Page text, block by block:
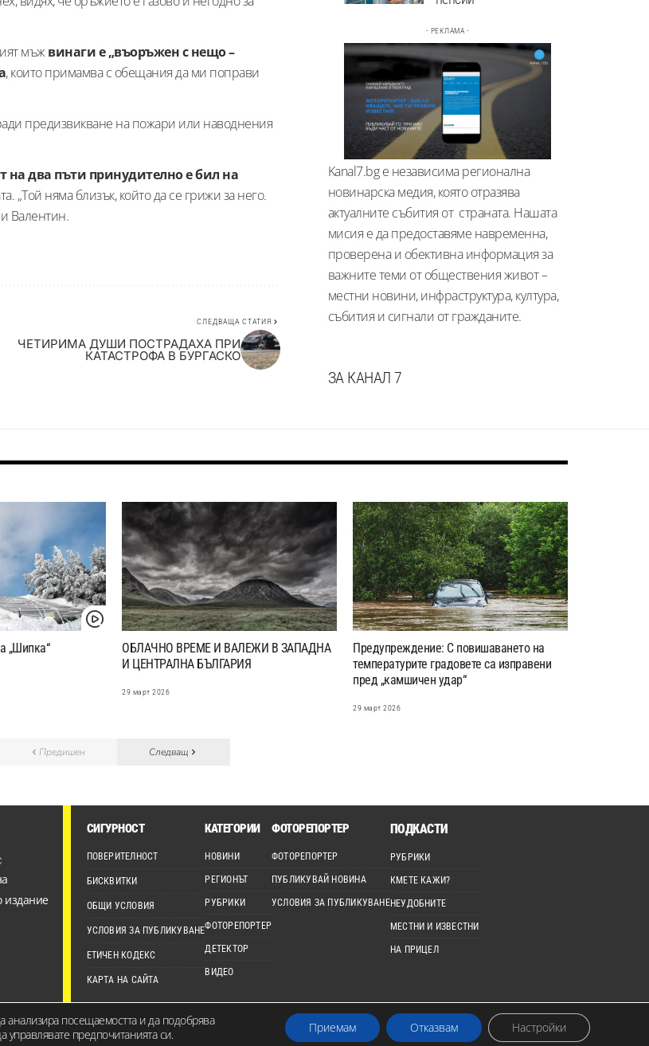
мъжвинаги е „въоръжен с нещо –
, които примамва с обещания да ми поправи
предизвикване на пожари или наводнения
на два пъти принудително е бил на
„Той няма близък, който да се грижи за него.
Валентин.
СЛЕДВАЩА СТАТИЯ
ЧЕТИРИМА ДУШИ ПОСТРАДАХА ПРИ
КАТАСТРОФА В БУРГАСКО
- РЕКЛАМА -
Kanal7.bg е независима регионална
новинарска медия, която отразява
актуалните събития от страната. Нашата
мисия е да предоставяме навременна,
проверена и обективна информация за
важните теми от обществения живот –
местни новини, инфраструктура, култура,
събития и сигнали от гражданите.
ЗА КАНАЛ 7
„Шипка“
ОБЛАЧНО ВРЕМЕ И ВАЛЕЖИ В ЗАПАДНА
И ЦЕНТРАЛНА БЪЛГАРИЯ
29 март 2026
Предупреждение: С повишаването на
температурите градовете са изправени
пред „камшичен удар“
29 март 2026
Предишен Следващ
издание
СИГУРНОСТ
ПОВЕРИТЕЛНОСТ
БИСКВИТКИ
ОБЩИ УСЛОВИЯ
УСЛОВИЯ ЗА ПУБЛИКУВАНЕ
ЕТИЧЕН КОДЕКС
КАРТА НА САЙТА
КАТЕГОРИИ
НОВИНИ
РЕГИОНЪТ
РУБРИКИ
ФОТОРЕПОРТЕР
ДЕТЕКТОР
ВИДЕО
ФОТОРЕПОРТЕР
ФОТОРЕПОРТЕР
ПУБЛИКУВАЙ НОВИНА
УСЛОВИЯ ЗА ПУБЛИКУВАНЕ
ПОДКАСТИ
РУБРИКИ
КМЕТЕ КАЖИ?
НЕУДОБНИТЕ
МЕСТНИ И ИЗВЕСТНИ
НА ПРИЦЕЛ
собственост на Канал 7 Медия Груп ЕООД и не може да бъде използвано без изрично разрешение.
анализира посещаемостта и да подобрява
управлявате предпочитанията си.
Приемам Отказвам Настройки